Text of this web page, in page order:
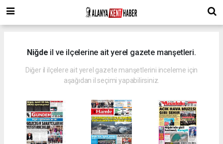
Niğde il ve ilçelerine ait yerel gazete manşetleri.
Diğer il ilçelere ait yerel gazete manşetlerini inceleme için
aşağıdan il seçimi yapabilirsiniz.